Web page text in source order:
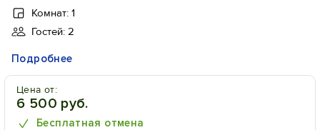
Комнат: 1
Гостей: 2
Подробнее
Цена от:
6 500 руб.
Бесплатная отмена